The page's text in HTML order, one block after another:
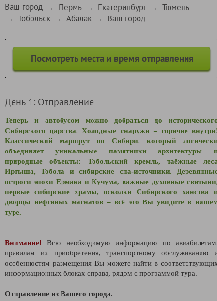
Ваш город → Пермь → Екатеринбург → Тюмень
→ Тобольск → Абалак → Ваш город
Посмотреть места и время отправления
День 1: Отправление
Теперь и автобусом можно добраться до
Сибирского царства. Холодные снаружи – горячие
Классический маршрут по Сибири, который
объединяет уникальные памятники архитектуры
природные объекты: Тобольский кремль, таёжные
Иртыша, Тобола и сибирские спа-источники.
остроги эпохи Ермака и Кучума, важные духовные
первые сибирские храмы, осколки Сибирского ханства
дворцы нефтяных магнатов – всё это Вы увидите в
туре.
Внимание!
Всю необходимую информацию по
правилам их приобретения, транспортному обслуживанию
особенностям размещения Вы можете найти в
информационных блоках справа, рядом с программой тура.
Отправление из Вашего города.